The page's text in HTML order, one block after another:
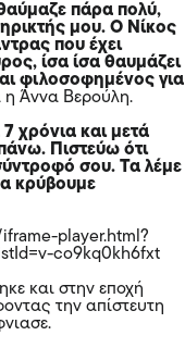
πάρα πολύ,
μου. Ο Νίκος
που έχει
ίσα ίσα θαυμάζει
φιλοσοφημένος για
η Άννα Βερούλη.
χρόνια και μετά
Πιστεύω ότι
σου. Τα λέμε
κρύβουμε
player.html?
co9kq0kh6fxt
και στην εποχή
την απίστευτη